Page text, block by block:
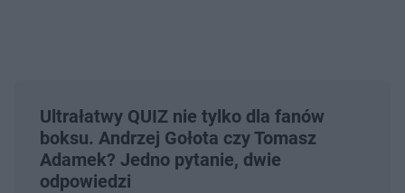
Ultrałatwy QUIZ nie tylko dla fanów
boksu. Andrzej Gołota czy Tomasz
Adamek? Jedno pytanie, dwie
odpowiedzi